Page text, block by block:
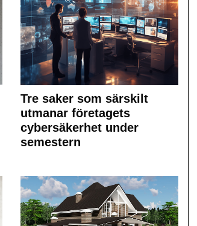
Tre saker som särskilt
utmanar företagets
cybersäkerhet under
semestern